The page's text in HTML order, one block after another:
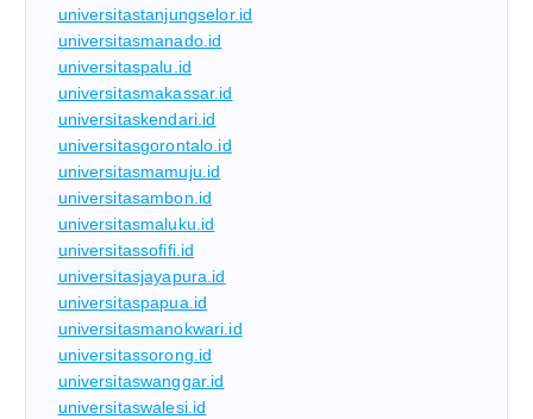
universitastanjungselor.id
universitasmanado.id
universitaspalu.id
universitasmakassar.id
universitaskendari.id
universitasgorontalo.id
universitasmamuju.id
universitasambon.id
universitasmaluku.id
universitassofifi.id
universitasjayapura.id
universitaspapua.id
universitasmanokwari.id
universitassorong.id
universitaswanggar.id
universitaswalesi.id